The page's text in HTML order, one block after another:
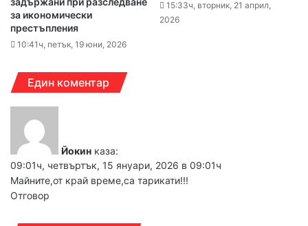
за икономически
престъпления
10:41ч, петък, 19 юни, 2026
15:33ч, вторник, 21 април,
2026
Един коментар
Йокин каза:
09:01ч, четвъртък, 15 януари, 2026 в 09:01ч
Maйните,от край време,са тарикати!!!
Отговор